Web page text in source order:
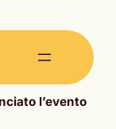
l’evento